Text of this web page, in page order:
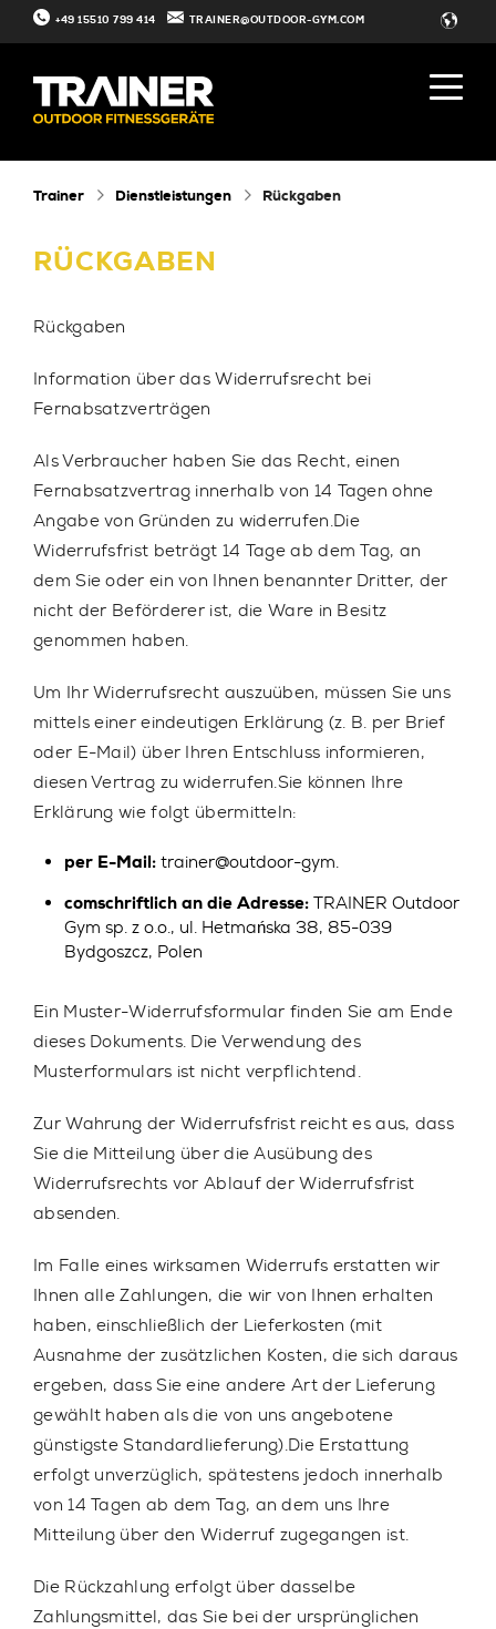
+49 15510 799 414 TRAINER@OUTDOOR-GYM.COM
Trainer Dienstleistungen Rückgaben
RÜCKGABEN
Rückgaben
Information über das Widerrufsrecht bei
Fernabsatzverträgen
Als Verbraucher haben Sie das Recht, einen
Fernabsatzvertrag innerhalb von 14 Tagen ohne
Angabe von Gründen zu widerrufen.Die
Widerrufsfrist beträgt 14 Tage ab dem Tag, an
dem Sie oder ein von Ihnen benannter Dritter, der
nicht der Beförderer ist, die Ware in Besitz
genommen haben.
Um Ihr Widerrufsrecht auszuüben, müssen Sie uns
mittels einer eindeutigen Erklärung (z. B. per Brief
oder E-Mail) über Ihren Entschluss informieren,
diesen Vertrag zu widerrufen.Sie können Ihre
Erklärung wie folgt übermitteln:
per E-Mail: trainer@outdoor-gym.
comschriftlich an die Adresse: TRAINER Outdoor
Gym sp. z o.o., ul. Hetmańska 38, 85-039
Bydgoszcz, Polen
Ein Muster-Widerrufsformular finden Sie am Ende
dieses Dokuments. Die Verwendung des
Musterformulars ist nicht verpflichtend.
Zur Wahrung der Widerrufsfrist reicht es aus, dass
Sie die Mitteilung über die Ausübung des
Widerrufsrechts vor Ablauf der Widerrufsfrist
absenden.
Im Falle eines wirksamen Widerrufs erstatten wir
Ihnen alle Zahlungen, die wir von Ihnen erhalten
haben, einschließlich der Lieferkosten (mit
Ausnahme der zusätzlichen Kosten, die sich daraus
ergeben, dass Sie eine andere Art der Lieferung
gewählt haben als die von uns angebotene
günstigste Standardlieferung).Die Erstattung
erfolgt unverzüglich, spätestens jedoch innerhalb
von 14 Tagen ab dem Tag, an dem uns Ihre
Mitteilung über den Widerruf zugegangen ist.
Die Rückzahlung erfolgt über dasselbe
Zahlungsmittel, das Sie bei der ursprünglichen